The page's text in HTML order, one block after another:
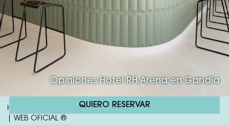
Opiniones Hotel RH Arena en Gandía
QUIERO RESERVAR
Hotel RH Arena | Hotel 4 Estrellas Todo Incluído En Gandía
| WEB OFICIAL ®